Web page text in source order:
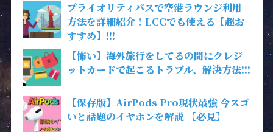
プライオリティパスで空港ラウンジ利用
方法を詳細紹介！LCCでも使える【超お
すすめ】!!!
【怖い】海外旅行をしてるの間にクレジ
ットカードで起こるトラブル、解決方法!!!
【保存版】AirPods Pro現状最強 今スゴ
いと話題のイヤホンを解説 【必見】